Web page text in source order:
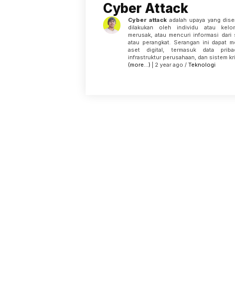
Cyber Attack
Cyber attackadalah upaya yang
dilakukan oleh individu atau
merusak, atau mencuri informasi dari
atau perangkat. Serangan ini dapat
aset digital, termasuk data
infrastruktur perusahaan, dan sistem
(more…) | 2 year ago / Teknologi